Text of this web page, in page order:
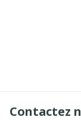
Contactez